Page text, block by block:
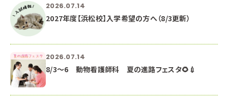
2026.07.14
2027年度【浜松校】入学希望の方へ（8/3更新）
2026.07.14
8/3～6 動物看護師科 夏の進路フェスタ🌻💉